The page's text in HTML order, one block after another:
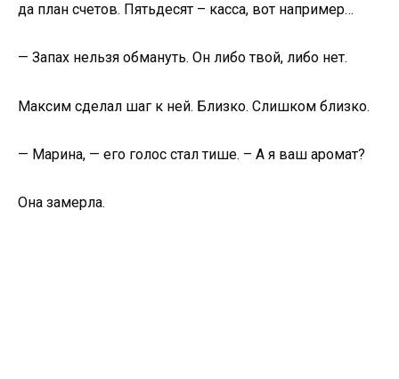
да план счетов. Пятьдесят – касса, вот например…
— Запах нельзя обмануть. Он либо твой, либо нет.
Максим сделал шаг к ней. Близко. Слишком близко.
— Марина, — его голос стал тише. – А я ваш аромат?
Она замерла.